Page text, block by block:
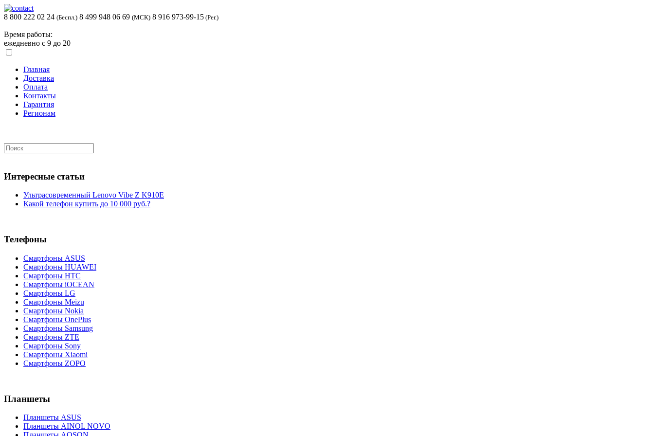
8 800 222 02 24 (Беспл.) 8 499 948 06 69 (МСК) 8 916 973-99-15 (Рег.)
Время работы:
ежедневно с 9 до 20
Главная
Доставка
Оплата
Контакты
Гарантия
Регионам
Интересные статьи
Ультрасовременный Lenovo Vibe Z K910E
Какой телефон купить до 10 000 руб.?
Телефоны
Смартфоны ASUS
Смартфоны HUAWEI
Смартфоны HTC
Смартфоны iOCEAN
Смартфоны LG
Смартфоны Meizu
Смартфоны Nokia
Смартфоны OnePlus
Смартфоны Samsung
Смартфоны ZTE
Смартфоны Sony
Смартфоны Xiaomi
Смартфоны ZOPO
Планшеты
Планшеты ASUS
Планшеты AINOL NOVO